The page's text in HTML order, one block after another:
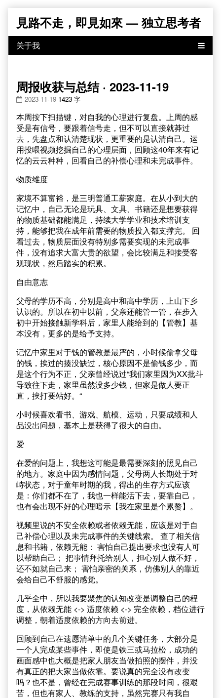
content
見路不走，即見如來 — 独立思考者
周报收获与总结 · 2023-11-19
2023-11-19 1423 字
本周按下扫描键，对自我的心理进行复盘。上周的感
受是有信号，要跟着信号走，但不可以直接就莽过
去，先盘点和认清楚现状，更重要的是认清自己。运
用投喂视频挖掘自己的心理层面，回顾这40年来有记
忆的云云种种，回看自己的补偿心理和未完成事件。
物质维度
家境不算富裕，是三明普通工薪家庭。在从小到大的
记忆中，自己无论是玩具、文具、书籍还是想要获得
的物质基础都能满足，持续大学学业和技术培训支
持，能够把我在成年前需要的物质投入都支撑完。 回
看过去，物质层面没有特别多需要实现的未完成事
件，没有追求大富大贵的欲望，会比较满足和接受客
观现状，然后踏实的积累。
自由意志
父母的学历不高，分别是高中和高中学历，上山下乡
认识的。所以在初中以前，父亲还能管一管，在步入
初中开始接触新学科后，家里人能给到的【管教】基
本没有，更多的是给予支持。
记忆中家里对于钱的管教是最严的，小时候偷拿父母
的钱，挨过的揍没缺过，核心原因不是偷钱多少，而
是这个行为不正，父亲曾经说过“我们家里因为XX批斗
导致往下走，家里虽然没多少钱，但家是做人要正
直，挨打要站好。“
小时候喜欢看书、游戏、航模、运动，只要成绩和人
品没出问题，基本上是获得了很大的自由。
爱
在爱的问题上，我想这可能是最需要深刻的照见自己
的地方。家庭中因为感情问题，父母两人长期处于对
峙状态，对于童年时期的我，得出的生存方式应该
是：你们都不在了，我也一样能活下去，要靠自己，
也有会出现不好的心理暗示【我在家里是个累赘】。
视频里说的不安全依赖或者依赖无能，应该是对于自
己补偿心理以及未完成事件的关键线索。 查了相关信
息和书籍，依赖无能： 害怕自己提出要求也没有人可
以帮助自己； 把事情拜托给别人，担心别人做不好，
还不如就自己来； 害怕亲密的关系，仿佛别人的靠近
会给自己不舒服的感觉。
几乎全中，所以我要聚焦的认知改变是调整自己的程
度，从依赖无能 <-> 适度依赖 <-> 完全依赖，档位进行
调整，朝着适度依赖的方向去前进。
回顾到自己在遗愿清单中的几个关键任务，大部分是
一个人完成某些事件，即使是铁三或马拉松，成功的
画面感中也大概是把家人朋友当做拍照的摆件，并没
有真正的把大家当做依靠。要说真的完全没有改变
吗？也不是，曾经在完成赛事训练的那段时间，很艰
苦，但也有家人、教练的支持，虽然完赛只有我自